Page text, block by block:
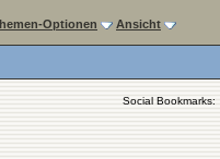
Optionen Ansicht
Social Bookmarks: